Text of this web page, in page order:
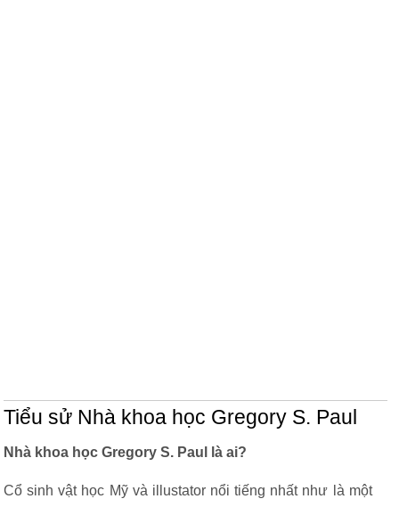
Tiểu sử Nhà khoa học Gregory S. Paul
Nhà khoa học Gregory S. Paul là ai?
Cổ sinh vật học Mỹ và illustator nổi tiếng nhất như là một